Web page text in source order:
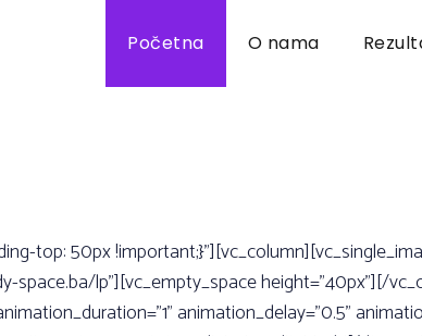
Početna O nama
top: 50px
space.ba/lp”][vc_empty_space height=”40px”][/
animation_delay=”0.5”